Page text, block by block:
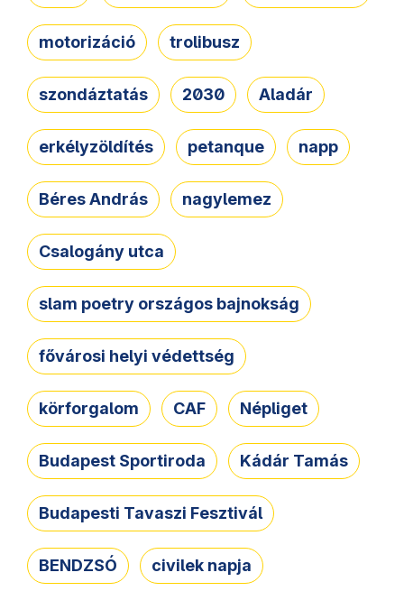
motorizáció trolibusz
szondáztatás 2030 Aladár
erkélyzöldítés petanque napp
Béres András nagylemez
Csalogány utca
slam poetry országos bajnokság
fővárosi helyi védettség
körforgalom CAF Népliget
Budapest Sportiroda Kádár Tamás
Budapesti Tavaszi Fesztivál
BENDZSÓ civilek napja